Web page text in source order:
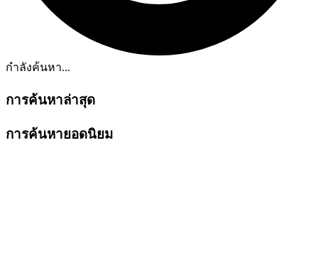
กำลังค้นหา...
การค้นหาล่าสุด
การค้นหายอดนิยม